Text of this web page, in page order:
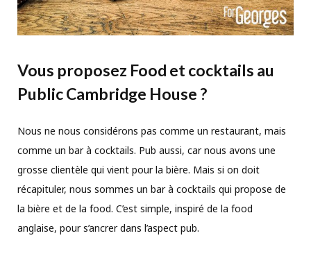
Vous proposez Food et cocktails au
Public Cambridge House ?
Nous ne nous considérons pas comme un restaurant, mais
comme un bar à cocktails. Pub aussi, car nous avons une
grosse clientèle qui vient pour la bière. Mais si on doit
récapituler, nous sommes un bar à cocktails qui propose de
la bière et de la food. C’est simple, inspiré de la food
anglaise, pour s’ancrer dans l’aspect pub.